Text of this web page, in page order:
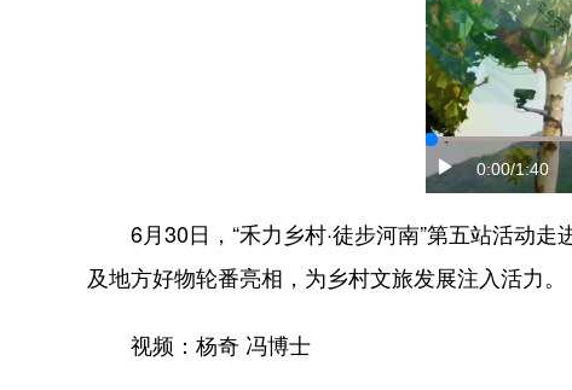
0:00/1:40
6月30日，“禾力乡村·徒步河南”第五站活动走
及地方好物轮番亮相，为乡村文旅发展注入活力。
视频：杨奇 冯博士